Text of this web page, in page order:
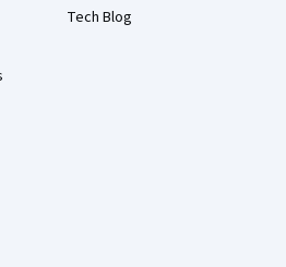
Tech Blog